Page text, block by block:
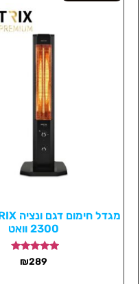
2300 וואט
דורג
4.75
₪289